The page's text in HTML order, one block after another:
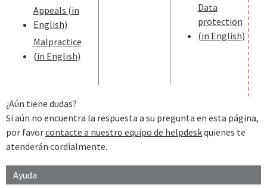
Ayuda
Appeals (in
English)
Malpractice
(in English)
Data
protection
(in English)
¿Aún tiene dudas?
Si aún no encuentra la respuesta a su pregunta en esta página,
por favorcontacte a nuestro equipo de helpdeskquienes te
atenderán cordialmente.